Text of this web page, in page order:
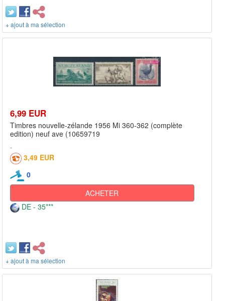
+ ajout à ma sélection
6,99 EUR
Timbres nouvelle-zélande 1956 Mi 360-362 (complète
edition) neuf ave (10659719
3,49 EUR
0
ACHETER
DE - 35***
+ ajout à ma sélection